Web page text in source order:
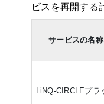
ビスを再開する
サービスの名称
LiNQ-CIRCLEプラ